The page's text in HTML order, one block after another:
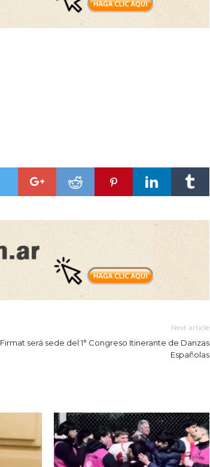
Next article
Firmat será sede del 1° Congreso Itinerante de Danzas
Españolas